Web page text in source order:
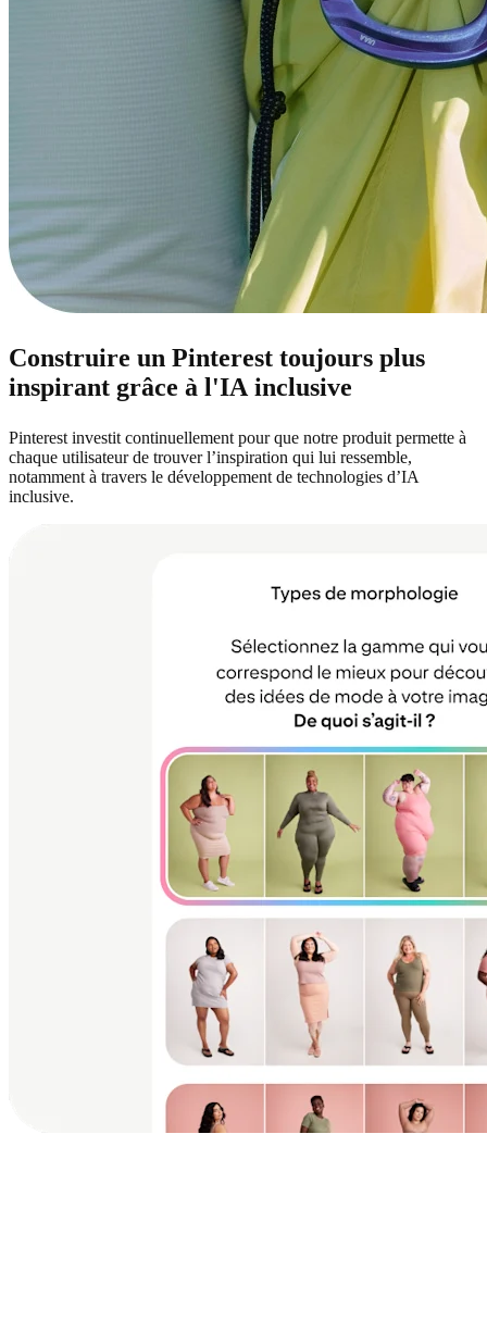
Construire un Pinterest toujours plus
inspirant grâce à l'IA inclusive
Pinterest investit continuellement pour que notre produit permette à
chaque utilisateur de trouver l’inspiration qui lui ressemble,
notamment à travers le développement de technologies d’IA
inclusive.